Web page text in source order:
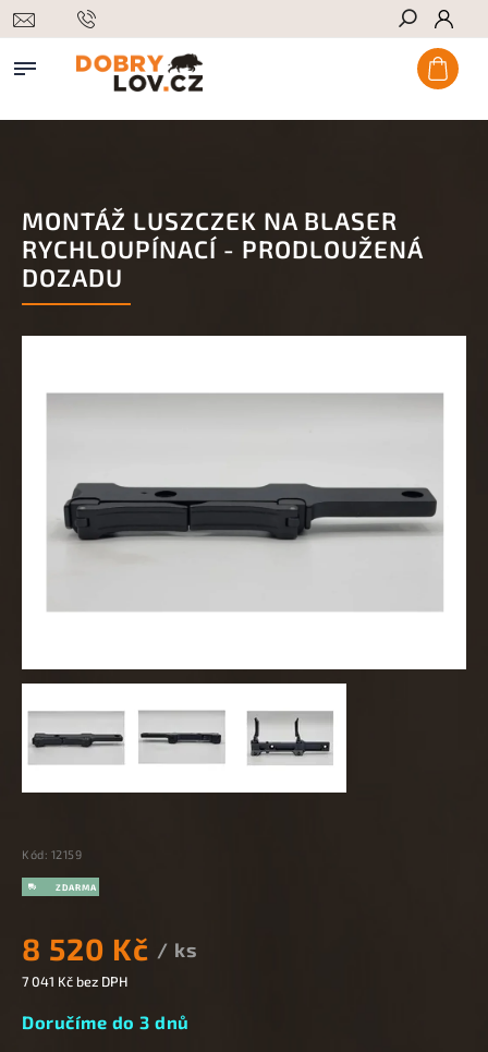
Hledat
MONTÁŽ LUSZCZEK NA BLASER
RYCHLOUPÍNACÍ - PRODLOUŽENÁ
DOZADU
Kód: 12159
8 520 Kč / ks
7 041 Kč bez DPH
Doručíme do 3 dnů